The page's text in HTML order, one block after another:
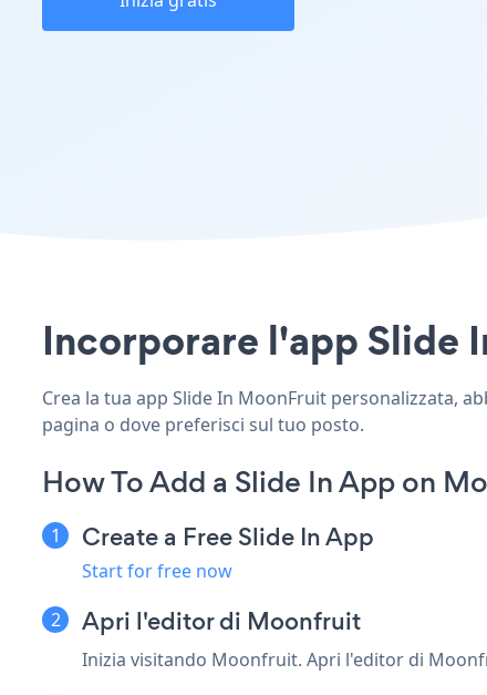
Incorporare l'app Slide
Crea la tua app Slide In MoonFruit personalizzata,
pagina o dove preferisci sul tuo posto.
How To Add a Slide In App on
Create a Free Slide In App
Start for free now
Apri l'editor di Moonfruit
Inizia visitando Moonfruit. Apri l'editor di